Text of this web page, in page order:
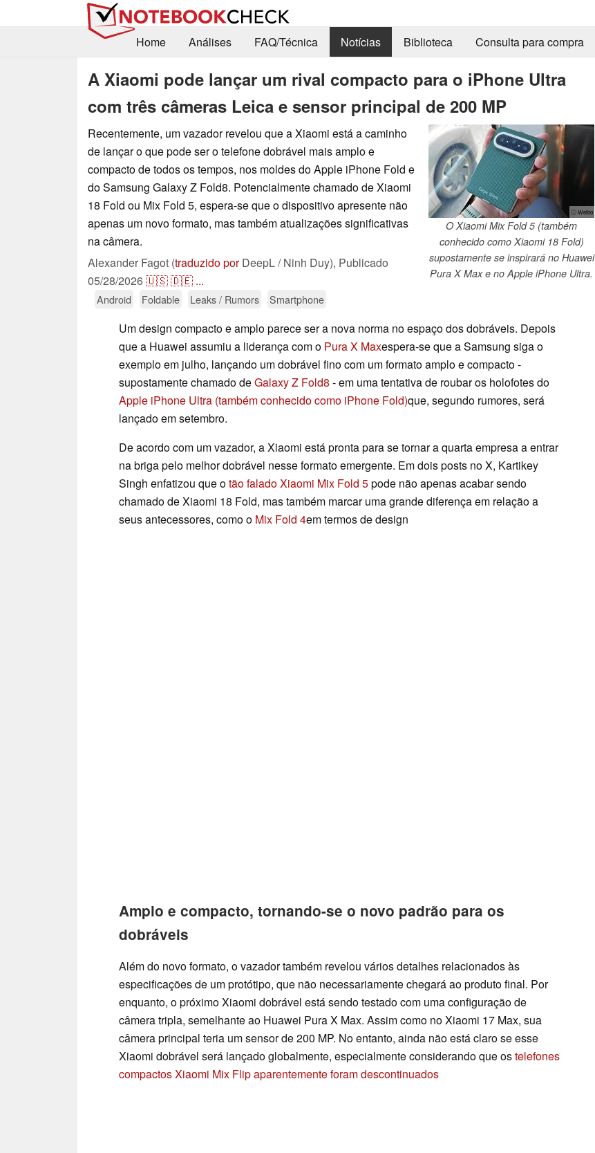
Home
Análises FAQ/Técnica Notícias Biblioteca Consulta para compra
A Xiaomi pode lançar um rival compacto para o iPhone Ultra
com três câmeras Leica e sensor principal de 200 MP
ⓘ Weibo
O Xiaomi Mix Fold 5 (também
conhecido como Xiaomi 18 Fold)
supostamente se inspirará no Huawei
Pura X Max e no Apple iPhone Ultra.
Recentemente, um vazador revelou que a Xiaomi está a caminho
de lançar o que pode ser o telefone dobrável mais amplo e
compacto de todos os tempos, nos moldes do Apple iPhone Fold e
do Samsung Galaxy Z Fold8. Potencialmente chamado de Xiaomi
18 Fold ou Mix Fold 5, espera-se que o dispositivo apresente não
apenas um novo formato, mas também atualizações significativas
na câmera.
Alexander Fagot (traduzido porDeepL / Ninh Duy), Publicado
05/28/2026🇺🇸🇩🇪 ...
Android Foldable Leaks / Rumors Smartphone
Um design compacto e amplo parece ser a nova norma no espaço dos dobráveis. Depois
que a Huawei assumiu a liderança com o Pura X Maxespera-se que a Samsung siga o
exemplo em julho, lançando um dobrável fino com um formato amplo e compacto -
supostamente chamado deGalaxy Z Fold8 - em uma tentativa de roubar os holofotes do
Apple iPhone Ultra (também conhecido como iPhone Fold)que, segundo rumores, será
lançado em setembro.
De acordo com um vazador, a Xiaomi está pronta para se tornar a quarta empresa a entrar
na briga pelo melhor dobrável nesse formato emergente. Em dois posts no X, Kartikey
Singh enfatizou que otão falado Xiaomi Mix Fold 5pode não apenas acabar sendo
chamado de Xiaomi 18 Fold, mas também marcar uma grande diferença em relação a
seus antecessores, como o Mix Fold 4em termos de design
Amplo e compacto, tornando-se o novo padrão para os
dobráveis
Além do novo formato, o vazador também revelou vários detalhes relacionados às
especificações de um protótipo, que não necessariamente chegará ao produto final. Por
enquanto, o próximo Xiaomi dobrável está sendo testado com uma configuração de
câmera tripla, semelhante ao Huawei Pura X Max. Assim como no Xiaomi 17 Max, sua
câmera principal teria um sensor de 200 MP. No entanto, ainda não está claro se esse
Xiaomi dobrável será lançado globalmente, especialmente considerando que ostelefones
compactos Xiaomi Mix Flip aparentemente foram descontinuados